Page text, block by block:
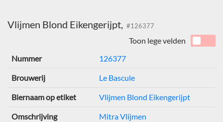
Vlijmen Blond Eikengerijpt, #126377
Toon lege velden
Nummer
126377
Brouwerij Le Bascule
Biernaam op etiket Vlijmen Blond Eikengerijpt
Omschrijving Mitra Vlijmen